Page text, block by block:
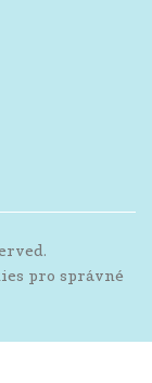
pro správné